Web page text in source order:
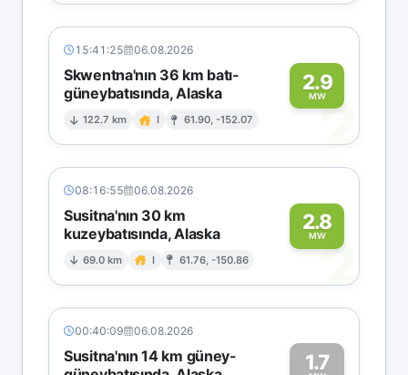
15:41:25 06.08.2026
Skwentna'nın 36 km batı-
güneybatısında, Alaska
122.7 km I 61.90, -152.07
2.9
MW2
08:16:55 06.08.2026
Susitna'nın 30 km
kuzeybatısında, Alaska
69.0 km I 61.76, -150.86
2.8
MW2
00:40:09 06.08.2026
Susitna'nın 14 km güney-
1.7